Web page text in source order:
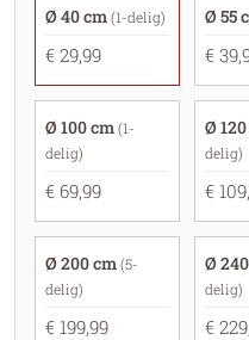
Ø 40 cm (1-delig)
€ 29,99
Ø 55
€
Ø 100 cm (1-
delig)
€ 69,99
Ø
delig)
€
Ø 200 cm (5-
delig)
€ 199,99
Ø
delig)
€